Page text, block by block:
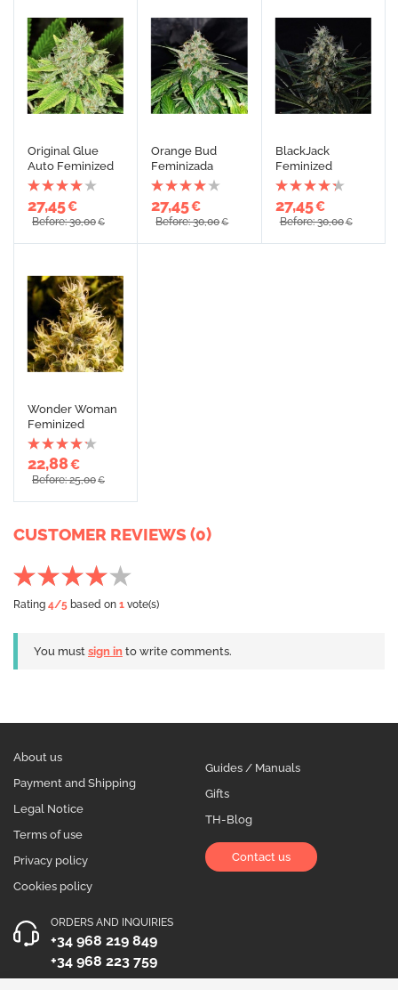
Original Glue
Auto Feminized
27,45€
Before: 30,00€
Orange Bud
Feminizada
27,45€
Before: 30,00€
BlackJack
Feminized
27,45€
Before: 30,00€
Wonder Woman
Feminized
22,88€
Before: 25,00€
CUSTOMER REVIEWS (0)
Rating 4/5 based on 1 vote(s)
You must sign in to write comments.
About us
Payment and Shipping
Legal Notice
Terms of use
Privacy policy
Cookies policy
Guides / Manuals
Gifts
TH-Blog
Contact us
ORDERS AND INQUIRIES
+34 968 219 849
+34 968 223 759